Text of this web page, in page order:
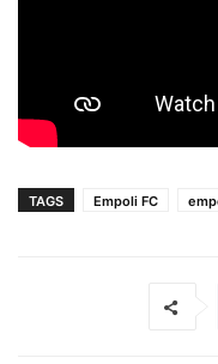
TAGS Empoli FC